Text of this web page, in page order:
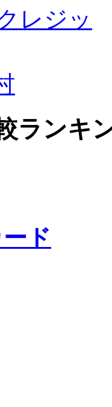
ランキ
ド